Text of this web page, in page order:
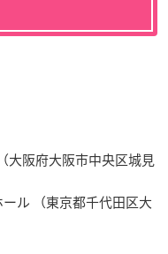
大阪府大阪市中央区城見
ル （東京都千代田区大